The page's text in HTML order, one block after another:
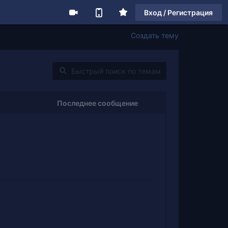
Вход / Регистрация
Создать тему
Последнее сообщение